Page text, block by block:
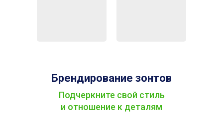
Брендирование зонтов
Подчеркните свой стиль
и отношение к деталям